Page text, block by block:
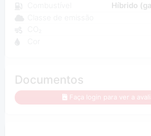
Híbrido
Documentos
Faça login para ver a